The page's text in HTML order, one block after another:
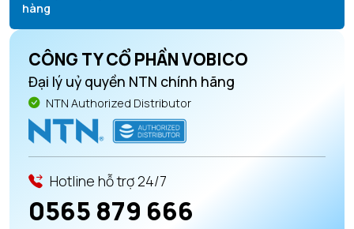
hàng
CÔNG TY CỔ PHẦN VOBICO
Đại lý uỷ quyền NTN chính hãng
NTN Authorized Distributor
Hotline hỗ trợ 24/7
0565 879 666